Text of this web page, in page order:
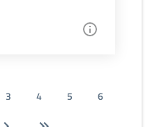
3 4 5
6